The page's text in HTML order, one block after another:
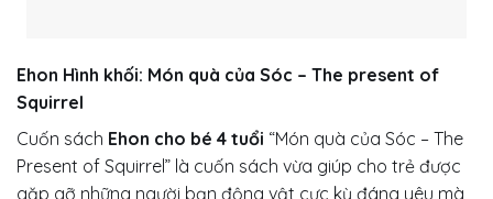
Ehon Hình khối: Món quà của Sóc – The present of
Squirrel
Cuốn sách Ehon cho bé 4 tuổi “Món quà của Sóc – The
Present of Squirrel” là cuốn sách vừa giúp cho trẻ được
gặp gỡ những người bạn động vật cực kỳ đáng yêu mà